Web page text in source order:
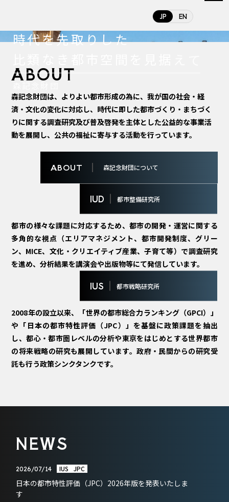
JP EN
時代を先取りした
ABOUT
森記念財団は、よりよい都市形成の為に、我が国の社会・経
済・文化の変化に対応し、時代に即した都市づくり・まちづく
りに関する調査研究及び普及啓発を主体とした公益的な事業活
動を展開し、公共の福祉に寄与する活動を行っています。
ABOUT 森記念財団について
IUD 都市整備研究所
都市の様々な課題に対応するため、都市の開発・運営に関する
多角的な視点（エリアマネジメント、都市開発制度、グリー
ン、MICE、文化・クリエイティブ産業、子育て等）で調査研究
を進め、分析結果を講演会や出版物等にて発信しています。
IUS 都市戦略研究所
2008年の設立以来、「世界の都市総合力ランキング（GPCI）」
や「日本の都市特性評価（JPC）」を基盤に政策課題を抽出
し、都心・都市圏レベルの分析や東京をはじめとする世界都市
の将来戦略の研究も展開しています。政府・民間からの研究受
託も行う政策シンクタンクです。
NEWS
2026/07/14 IUS JPC
日本の都市特性評価（JPC）2026年版を発表いたしま
す